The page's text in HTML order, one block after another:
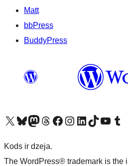
Matt
bbPress
BuddyPress
Apmeklējiet mūsu X (agrāk Twitter) kontu
Apmeklējiet mūsu Bluesky kontu
Apmeklējiet mūsu Mastodon kontu
Apmeklējiet mūsu Threads kontu
Apmeklējiet mūsu Facebook lapuApmeklējiet mūsu Instagram kontu
Apmeklējiet mūsu LinkedIn kontu
Apmeklējiet mūsu TikTok kontu
Apmeklējiet mūsu YouTube kanālu
Apmeklējiet mūsu
Kods ir dzeja.
The WordPress® trademark is the